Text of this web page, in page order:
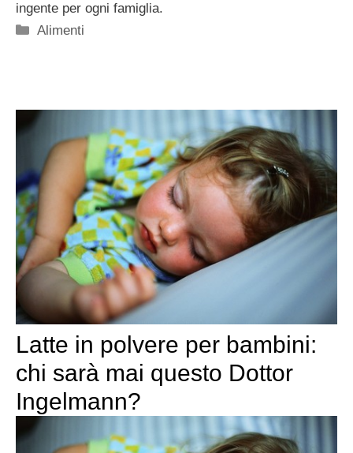
ingente per ogni famiglia.
Categorie
Alimenti
Latte in polvere per bambini:
chi sarà mai questo Dottor
Ingelmann?